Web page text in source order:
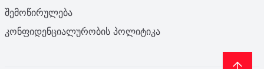
შემოწირულება
კონფიდენციალურობის პოლიტიკა